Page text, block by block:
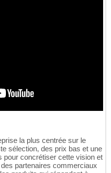
la plus centrée sur le
sélection, des prix bas et une
pour concrétiser cette vision et
partenaires commerciaux